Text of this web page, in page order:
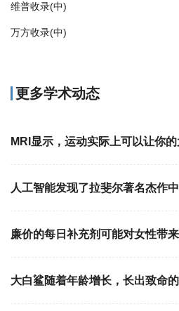
维普收录(中)
万方收录(中)
更多学术动态
MRI显示，运动实际上可以让你
人工智能发现了拉斐尔著名杰作
廉价的每日补充剂可能对女性带
大白鲨随着年龄增长，长出致命